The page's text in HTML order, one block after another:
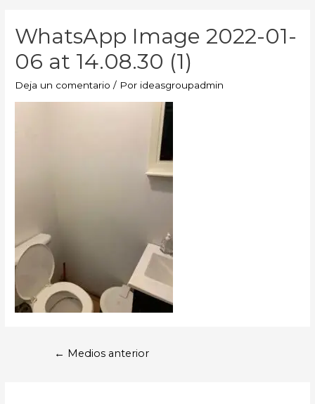
WhatsApp Image 2022-01-
06 at 14.08.30 (1)
Deja un comentario / Por ideasgroupadmin
← Medios anterior